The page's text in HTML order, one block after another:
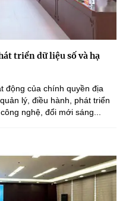
triển dữ liệu số và hạ
động của chính quyền địa
lý, điều hành, phát triển
nghệ, đổi mới sáng...